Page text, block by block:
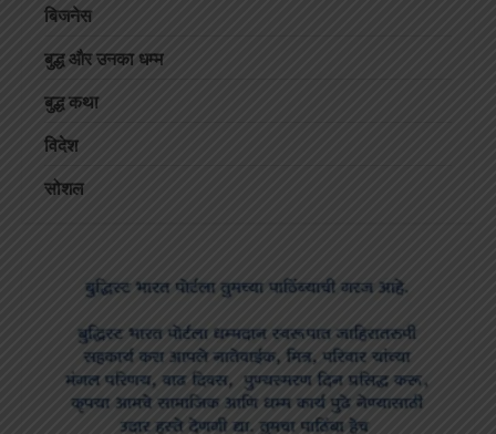
बिजनेस
बुद्ध और उनका धम्म
बुद्ध कथा
विदेश
सोशल